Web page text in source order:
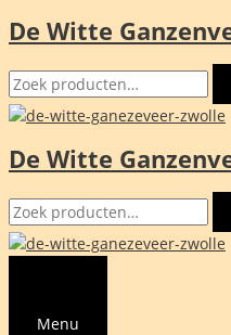
Ga
de
inhoud
De Witte
Zoeken
naar:
De Witte
Zoeken
naar:
Menu